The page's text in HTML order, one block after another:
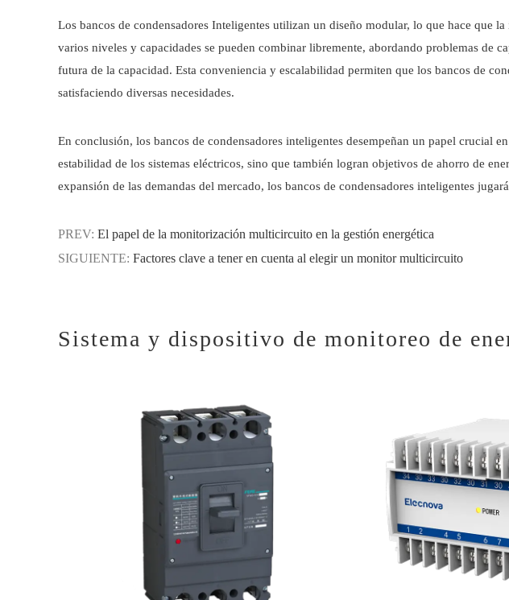
Los bancos de condensadores Inteligentes utilizan un diseño modular, lo que hace que
varios niveles y capacidades se pueden combinar libremente, abordando problemas de
futura de la capacidad. Esta conveniencia y escalabilidad permiten que los bancos de
satisfaciendo diversas necesidades.
En conclusión, los bancos de condensadores inteligentes desempeñan un papel crucial
estabilidad de los sistemas eléctricos, sino que también logran objetivos de ahorro de
expansión de las demandas del mercado, los bancos de condensadores inteligentes
PREV: El papel de la monitorización multicircuito en la gestión energética
SIGUIENTE: Factores clave a tener en cuenta al elegir un monitor multicircuito
Sistema y dispositivo de monitoreo de